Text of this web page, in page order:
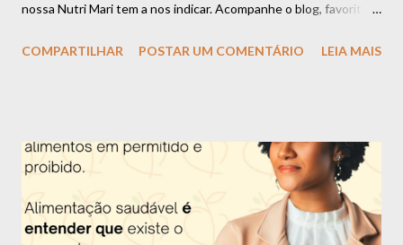
nossa Nutri Mari tem a nos indicar. Acompanhe o blog, favorite,
uma boa alimentação é garantia de saúde e longevidade.
anos e desde os 16 anos eu escolhi essa profissão por ver o
impacto que uma má alimentação causa na saúde e querer
descobrir uma forma de mudar essa situação e assim ajudar as
pessoas. Apesar de ter muitas outras paixões, como citei
COMPARTILHAR POSTAR UM COMENTÁRIO LEIA MAIS